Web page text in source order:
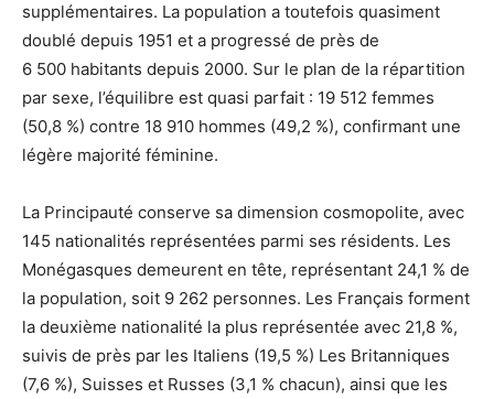
supplémentaires. La population a toutefois quasiment
doublé depuis 1951 et a progressé de près de
6 500 habitants depuis 2000. Sur le plan de la répartition
par sexe, l’équilibre est quasi parfait : 19 512 femmes
(50,8 %) contre 18 910 hommes (49,2 %), confirmant une
légère majorité féminine.
La Principauté conserve sa dimension cosmopolite, avec
145 nationalités représentées parmi ses résidents. Les
Monégasques demeurent en tête, représentant 24,1 % de
la population, soit 9 262 personnes. Les Français forment
la deuxième nationalité la plus représentée avec 21,8 %,
suivis de près par les Italiens (19,5 %) Les Britanniques
(7,6 %), Suisses et Russes (3,1 % chacun), ainsi que les